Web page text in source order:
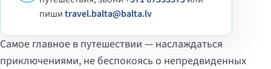
Самое главное в путешествии — наслаждаться
приключениями, не беспокоясь о непредвиденных
пишиtravel.balta@balta.lv